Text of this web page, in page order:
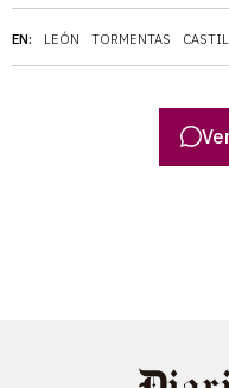
EN: LEÓN TORMENTAS